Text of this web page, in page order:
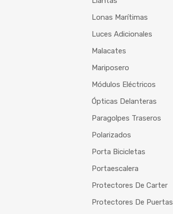
Lonas Marítimas
Luces Adicionales
Malacates
Mariposero
Módulos Eléctricos
Ópticas Delanteras
Paragolpes Traseros
Polarizados
Porta Bicicletas
Portaescalera
Protectores De Carter
Protectores De Puertas